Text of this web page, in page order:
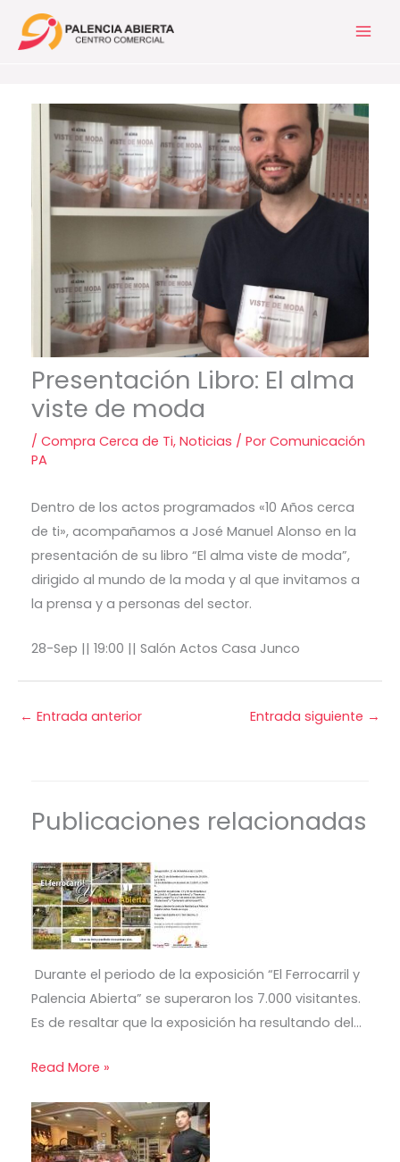
Presentación Libro: El alma
viste de moda
/ Compra Cerca de Ti, Noticias / Por Comunicación
PA
Dentro de los actos programados «10 Años cerca
de ti», acompañamos a José Manuel Alonso en la
presentación de su libro “El alma viste de moda”,
dirigido al mundo de la moda y al que invitamos a
la prensa y a personas del sector.
28-Sep || 19:00 || Salón Actos Casa Junco
← Entrada anterior Entrada siguiente →
Publicaciones relacionadas
Durante el periodo de la exposición “El Ferrocarril y
Palencia Abierta” se superaron los 7.000 visitantes.
Es de resaltar que la exposición ha resultando del…
Read More »